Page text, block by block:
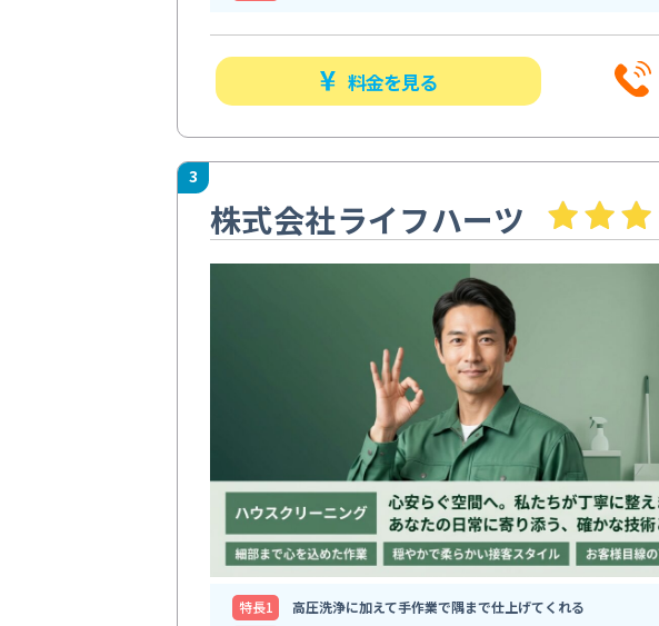
料金を見る
3
株式会社ライフハーツ
特⻑1
高圧洗浄に加えて手作業で隅まで仕上げてくれる